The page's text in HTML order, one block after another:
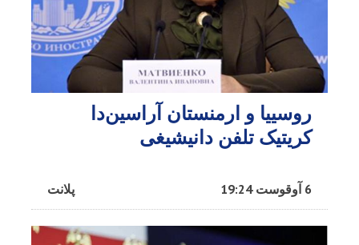
روسییا و ارمنستان آراسین‌دا
کریتیک تلفن دانیشیغی
پلانت 6 آوقوست 19:24